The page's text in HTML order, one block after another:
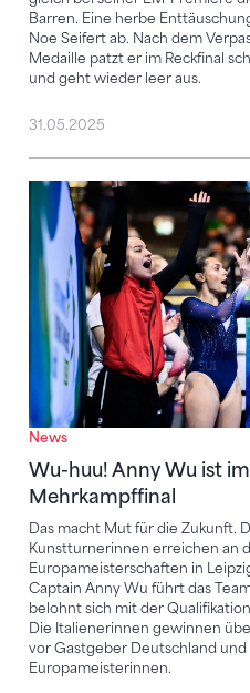
Barren. Eine herbe
Noe Seifert ab. Nach dem
Medaille patzt er im Reckfinal
und geht wieder leer aus.
31.05.2025
News
Wu-huu! Anny Wu ist
Mehrkampffinal
Das macht Mut für die Zukunft.
Kunstturnerinnen erreichen an
Europameisterschaften in
Captain Anny Wu führt das
belohnt sich mit der
Die Italienerinnen gewinnen
vor Gastgeber Deutschland und
Europameisterinnen.
Wu-huu! Anny Wu ist